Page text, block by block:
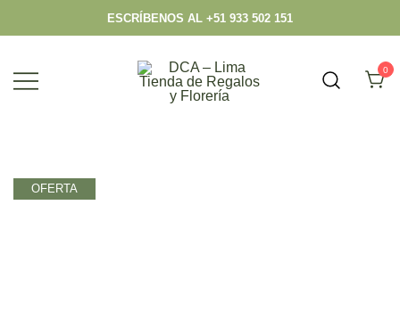
ESCRÍBENOS AL +51 933 502 151
0
OFERTA